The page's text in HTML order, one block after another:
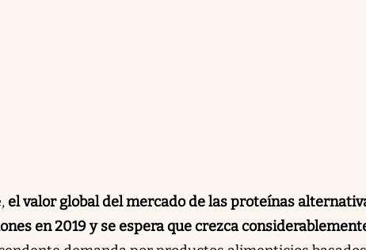
el valor global del mercado de las proteínas
en 2019 y se espera que crezca